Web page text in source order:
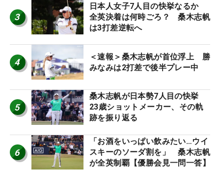
3
日本人女子7人目の快挙なるか
全英決着は何時ごろ？ 桑木志帆
は3打差逆転へ
4
＜速報＞桑木志帆が首位浮上 勝
みなみは2打差で後半プレー中
5
桑木志帆が日本勢7人目の快挙
23歳ショットメーカー、その軌
跡を振り返る
6
「お酒をいっぱい飲みたい…ウイ
スキーのソーダ割を」 桑木志帆
が全英制覇【優勝会見一問一答】